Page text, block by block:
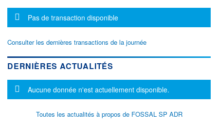
Message d'information
Pas de transaction disponible
Consulter les dernières transactions de la journée
DERNIÈRES ACTUALITÉS
Message d'information
Aucune donnée n'est actuellement disponible.
Toutes les actualités à propos de FOSSAL SP ADR